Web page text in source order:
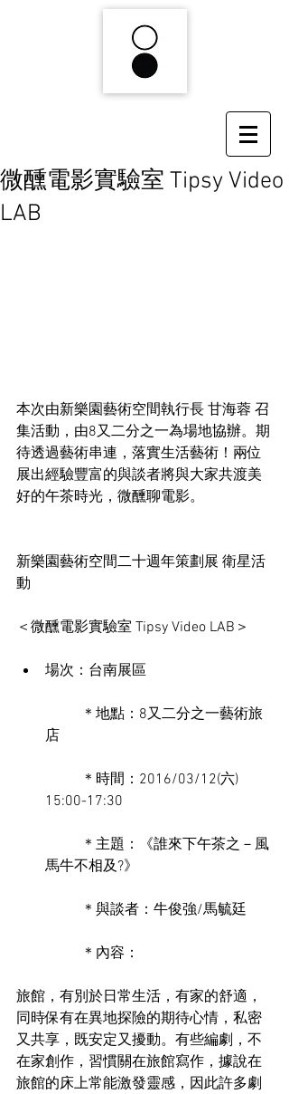
微醺電影實驗室 Tipsy Video
LAB
本次由新樂園藝術空間執行長 甘海蓉 召
集活動，由8又二分之一為場地協辦。期
待透過藝術串連，落實生活藝術！兩位
展出經驗豐富的與談者將與大家共渡美
好的午茶時光，微醺聊電影。
新樂園藝術空間二十週年策劃展 衛星活
動
＜微醺電影實驗室 Tipsy Video LAB＞
場次：台南展區
店
15:00-17:30
馬牛不相及?》
	＊與談者：牛俊強/馬毓廷
	＊內容：
旅館，有別於日常生活，有家的舒適，
同時保有在異地探險的期待心情，私密
又共享，既安定又擾動。有些編劇，不
在家創作，習慣關在旅館寫作，據說在
旅館的床上常能激發靈感，因此許多劇